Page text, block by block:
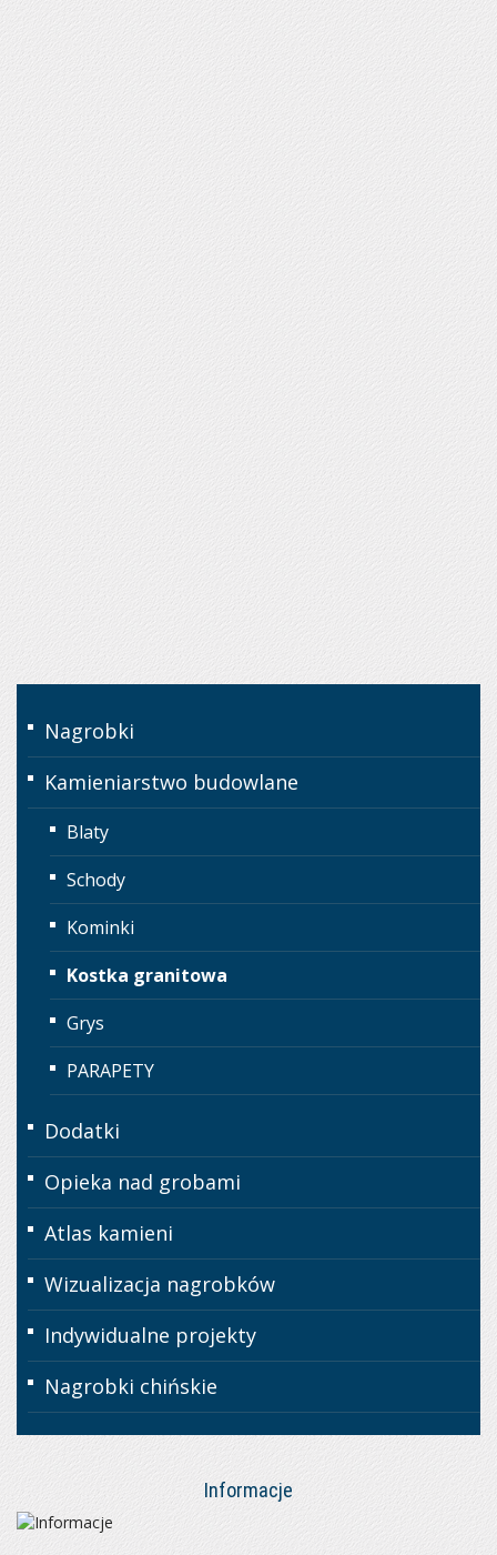
Nagrobki
Kamieniarstwo budowlane
Blaty
Schody
Kominki
Kostka granitowa
Grys
PARAPETY
Dodatki
Opieka nad grobami
Atlas kamieni
Wizualizacja nagrobków
Indywidualne projekty
Nagrobki chińskie
Informacje